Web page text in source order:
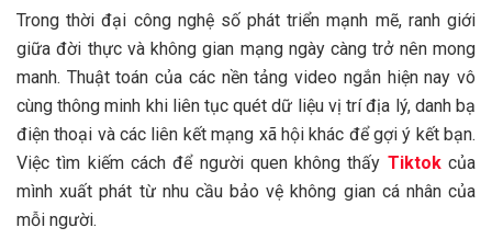
Trong thời đại công nghệ số phát triển mạnh mẽ, ranh giới
giữa đời thực và không gian mạng ngày càng trở nên mong
manh. Thuật toán của các nền tảng video ngắn hiện nay vô
cùng thông minh khi liên tục quét dữ liệu vị trí địa lý, danh bạ
điện thoại và các liên kết mạng xã hội khác để gợi ý kết bạn.
Việc tìm kiếm cách để người quen không thấy Tiktok của
mình xuất phát từ nhu cầu bảo vệ không gian cá nhân của
mỗi người.